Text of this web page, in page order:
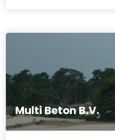
Multi Beton B.V.